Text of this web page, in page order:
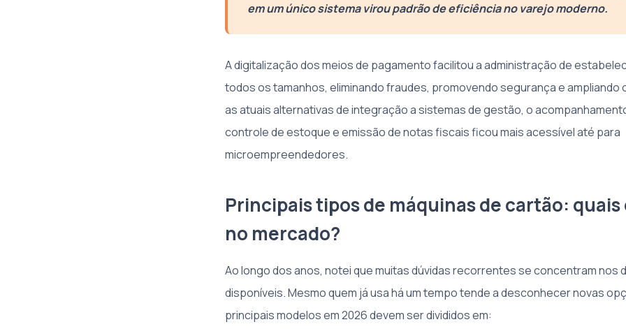
em um único sistema virou padrão de eficiência no varejo moderno.
A digitalização dos meios de pagamento facilitou a administração de
todos os tamanhos, eliminando fraudes, promovendo segurança e ampliando
as atuais alternativas de integração a sistemas de gestão, o
controle de estoque e emissão de notas fiscais ficou mais acessível até para
microempreendedores.
Principais tipos de máquinas de cartão: quais
no mercado?
Ao longo dos anos, notei que muitas dúvidas recorrentes se concentram nos
disponíveis. Mesmo quem já usa há um tempo tende a desconhecer novas
principais modelos em 2026 devem ser divididos em: